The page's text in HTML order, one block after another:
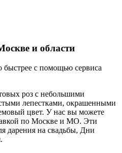
и области
с помощью сервиса
роз с небольшими
лепестками, окрашенными
цвет. У нас вы можете
по Москве и МО. Эти
дарения на свадьбы, Дни